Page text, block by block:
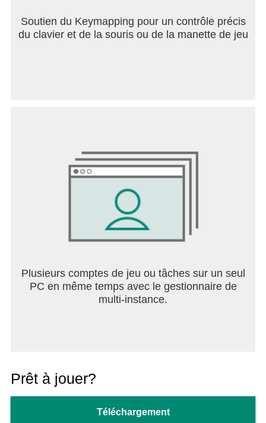
Soutien du Keymapping pour un contrôle précis
du clavier et de la souris ou de la manette de jeu
Plusieurs comptes de jeu ou tâches sur un seul
PC en même temps avec le gestionnaire de
multi-instance.
Prêt à jouer?
Téléchargement